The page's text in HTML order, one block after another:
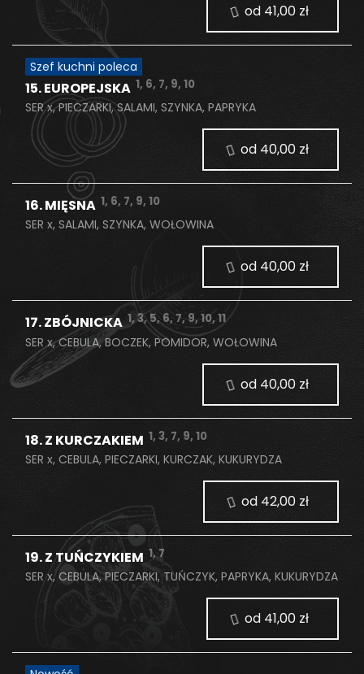
Szef kuchni poleca
15. EUROPEJSKA 1, 6, 7, 9, 10
SER x, PIECZARKI, SALAMI, SZYNKA, PAPRYKA
16. MIĘSNA 1, 6, 7, 9, 10
SER x, SALAMI, SZYNKA, WOŁOWINA
17. ZBÓJNICKA1, 3, 5, 6, 7, 9, 10, 11
SER x, CEBULA, BOCZEK, POMIDOR, WOŁOWINA
18. Z KURCZAKIEM 1, 3, 7, 9, 10
SER x, CEBULA, PIECZARKI, KURCZAK, KUKURYDZA
19. Z TUŃCZYKIEM 1, 7
SER x, CEBULA, PIECZARKI, TUŃCZYK, PAPRYKA, KUKURYDZA